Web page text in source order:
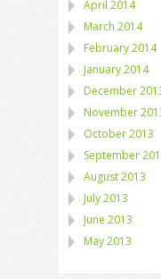
April 2014
March 2014
February 2014
January 2014
December
November
October 2013
September
August 2013
July 2013
June 2013
May 2013